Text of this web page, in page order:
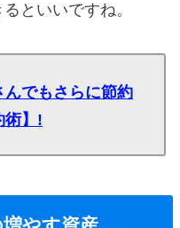
といいですね。
んでもさらに節約
術】!